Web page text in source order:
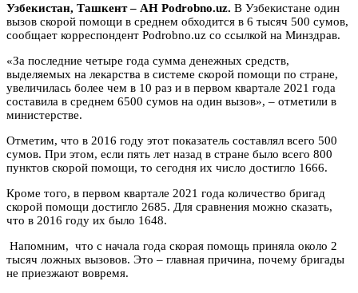
Узбекистан, Ташкент – АН Podrobno.uz. В Узбекистане один
вызов скорой помощи в среднем обходится в 6 тысяч 500 сумов,
сообщает корреспондент Podrobno.uz со ссылкой на Минздрав.
«За последние четыре года сумма денежных средств,
выделяемых на лекарства в системе скорой помощи по стране,
увеличилась более чем в 10 раз и в первом квартале 2021 года
составила в среднем 6500 сумов на один вызов», – отметили в
министерстве.
Отметим, что в 2016 году этот показатель составлял всего 500
сумов. При этом, если пять лет назад в стране было всего 800
пунктов скорой помощи, то сегодня их число достигло 1666.
Кроме того, в первом квартале 2021 года количество бригад
скорой помощи достигло 2685. Для сравнения можно сказать,
что в 2016 году их было 1648.
Напомним, что с начала года скорая помощь приняла около 2
тысяч ложных вызовов. Это – главная причина, почему бригады
не приезжают вовремя.